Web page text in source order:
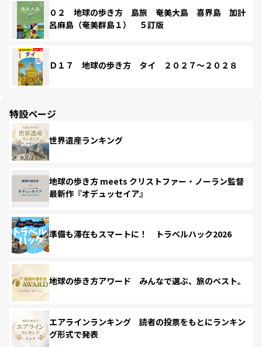
０２ 地球の歩き方 島旅 奄美大島 喜界島 加計
呂麻島（奄美群島１） ５訂版
Ｄ１７ 地球の歩き方 タイ ２０２７～２０２８
特設ページ
世界遺産ランキング
地球の歩き方 meets クリストファー・ノーラン監督
最新作『オデュッセイア』
準備も滞在もスマートに！ トラベルハック2026
地球の歩き方アワード みんなで選ぶ、旅のベスト。
エアラインランキング 読者の投票をもとにランキン
グ形式で発表